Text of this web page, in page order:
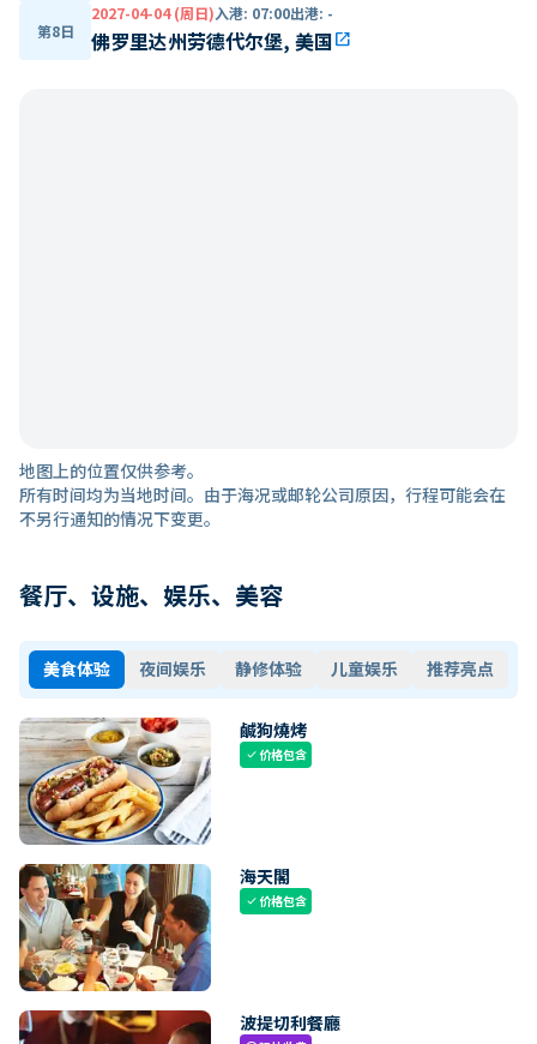
第8日
2027-04-04 (周日)入港: 07:00出港: -
佛罗里达州劳德代尔堡, 美国open_in_new
地图上的位置仅供参考。
所有时间均为当地时间。由于海况或邮轮公司原因，行程可能会在
不另行通知的情况下变更。
餐厅、设施、娱乐、美容
美食体验 夜间娱乐 静修体验 儿童娱乐 推荐亮点
鹹狗燒烤
check价格包含
海天閣
check价格包含
波提切利餐廳